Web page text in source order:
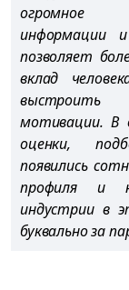
огромное
информации
позволяет
вклад
выстроить
мотивации. В
оценки,
появились
профиля и
индустрии в
буквально за